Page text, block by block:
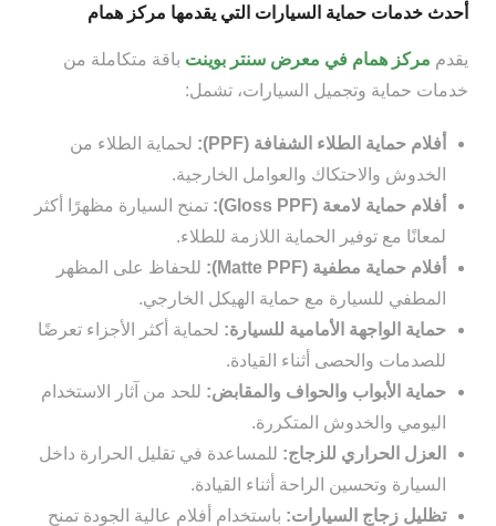
أحدث خدمات حماية السيارات التي يقدمها مركز همام
يقدم مركز همام في معرض سنتر بوينت باقة متكاملة من
خدمات حماية وتجميل السيارات، تشمل:
أفلام حماية الطلاء الشفافة (PPF):
لحماية الطلاء من
الخدوش والاحتكاك والعوامل الخارجية.
أفلام حماية لامعة (Gloss PPF):
تمنح السيارة مظهرًا أكثر
لمعانًا مع توفير الحماية اللازمة للطلاء.
أفلام حماية مطفية (Matte PPF):
للحفاظ على المظهر
المطفي للسيارة مع حماية الهيكل الخارجي.
حماية الواجهة الأمامية للسيارة: لحماية أكثر الأجزاء تعرضًا
للصدمات والحصى أثناء القيادة.
حماية الأبواب والحواف والمقابض: للحد من آثار الاستخدام
اليومي والخدوش المتكررة.
العزل الحراري للزجاج: للمساعدة في تقليل الحرارة داخل
السيارة وتحسين الراحة أثناء القيادة.
تظليل زجاج السيارات: باستخدام أفلام عالية الجودة تمنح